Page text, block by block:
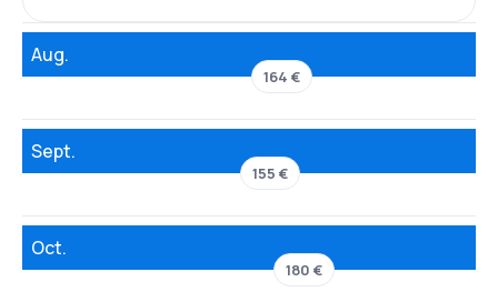
Aug.
164 €
Sept.
155 €
Oct.
180 €